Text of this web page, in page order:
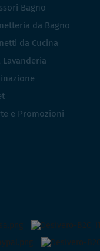
Bagno
da Bagno
da Cucina
Lavanderia
e Promozioni